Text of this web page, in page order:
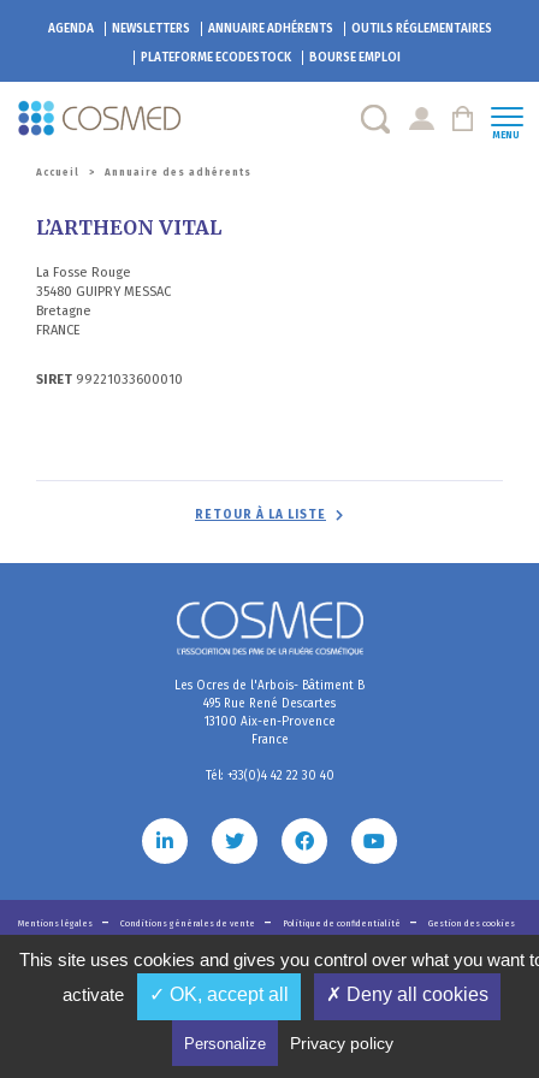
AGENDA NEWSLETTERS ANNUAIRE ADHÉRENTS
OUTILS RÉGLEMENTAIRES
PLATEFORMEECODESTOCK BOURSE EMPLOI
MENU
Accueil > Annuaire des adhérents
L’ARTHEON VITAL
La Fosse Rouge
35480 GUIPRY MESSAC
Bretagne
FRANCE
SIRET 99221033600010
RETOUR À LA LISTE
Les Ocres de l'Arbois- Bâtiment B
495 Rue René Descartes
13100 Aix-en-Provence
France
Tél: +33(0)4 42 22 30 40
Mentions légales Conditions générales de vente Politique de confidentialité
Gestion des cookies
This site uses cookies and gives you control over what you want
activate
✓ OK, accept all ✗ Deny all cookies
Personalize Privacy policy